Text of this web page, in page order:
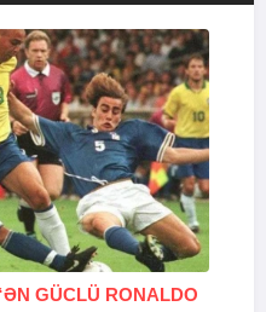
GÜCLÜ RONALDO